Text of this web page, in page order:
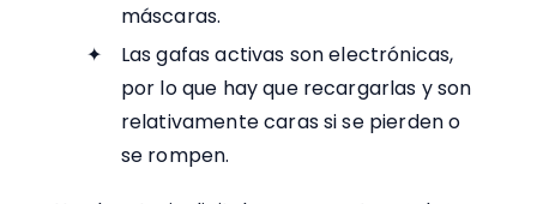
máscaras.
Las gafas activas son electrónicas,
por lo que hay que recargarlas y son
relativamente caras si se pierden o
se rompen.